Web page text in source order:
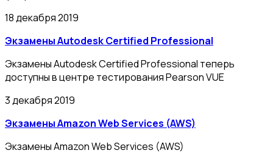
18 декабря 2019
Экзамены Autodesk Certified Professional
Экзамены Autodesk Certified Professional теперь
доступны в центре тестирования Pearson VUE
3 декабря 2019
Экзамены Amazon Web Services (AWS)
Экзамены Amazon Web Services (AWS)